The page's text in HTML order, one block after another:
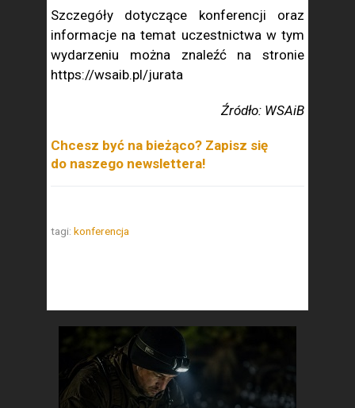
Szczegóły dotyczące konferencji oraz
informacje na temat uczestnictwa w tym
wydarzeniu można znaleźć na stronie
https://wsaib.pl/jurata
Źródło: WSAiB
Chcesz być na bieżąco? Zapisz się
do naszego newslettera!
tagi: konferencja